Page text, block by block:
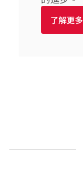
了解更多